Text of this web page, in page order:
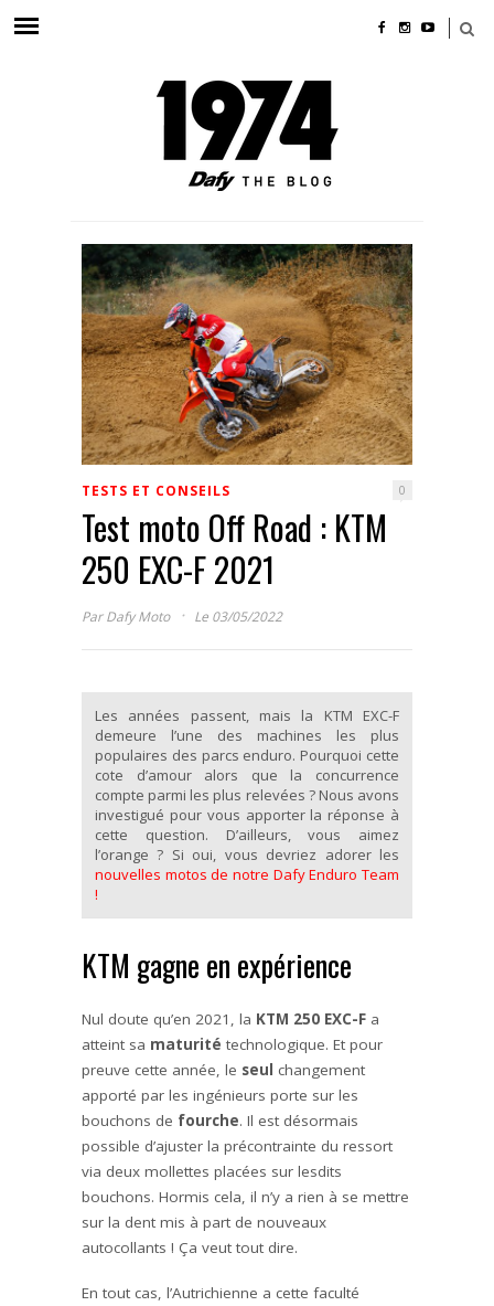
TESTS ET CONSEILS 0
Test moto Off Road : KTM
250 EXC-F 2021
ParDafy Moto · Le 03/05/2022
Les années passent, mais la KTM EXC-F
demeure l’une des machines les plus
populaires des parcs enduro. Pourquoi cette
cote d’amour alors que la concurrence
compte parmi les plus relevées ? Nous avons
investigué pour vous apporter la réponse à
cette question. D’ailleurs, vous aimez
l’orange ? Si oui, vous devriez adorer les
nouvelles motos de notre Dafy Enduro Team
!
KTM gagne en expérience
Nul doute qu’en 2021, la KTM 250 EXC-F a
atteint sa maturité technologique. Et pour
preuve cette année, le seul changement
apporté par les ingénieurs porte sur les
bouchons de fourche. Il est désormais
possible d’ajuster la précontrainte du ressort
via deux mollettes placées sur lesdits
bouchons. Hormis cela, il n’y a rien à se mettre
sur la dent mis à part de nouveaux
autocollants ! Ça veut tout dire.
En tout cas, l’Autrichienne a cette faculté